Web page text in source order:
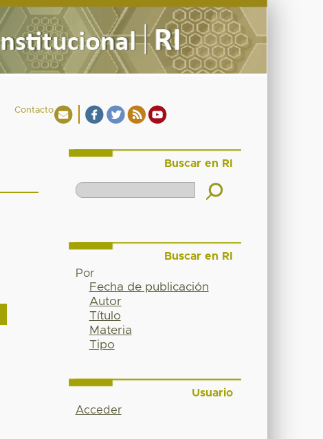
Contacto
Buscar en RI
Buscar en RI
Por
Fecha de publicación
Autor
Título
Materia
Tipo
Usuario
Acceder